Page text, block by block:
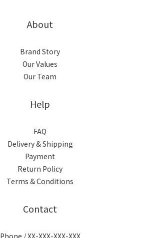
About
Brand Story
Our Values
Our Team
Help
FAQ
Delivery & Shipping
Payment
Return Policy
Terms & Conditions
Contact
Phone / XX-XXX-XXX-XXX